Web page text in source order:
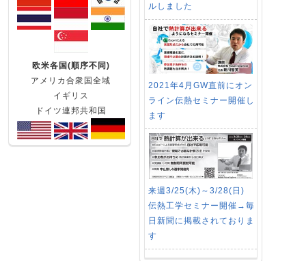
ルしました
2021年4月GW直前にオン
ライン伝熱セミナー開催し
ます
来週3/25(木)～3/28(日)
伝熱工学セミナー開催→毎
日新聞に掲載されておりま
す
欧米各国(順序不同)
アメリカ合衆国全域
イギリス
ドイツ連邦共和国